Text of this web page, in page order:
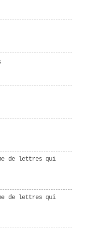
de lettres qui
de lettres qui